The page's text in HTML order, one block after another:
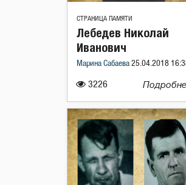
СТРАНИЦА ПАМЯТИ
3226
Лебедев Николай
Иванович
Марина Сабаева 25.04.2018